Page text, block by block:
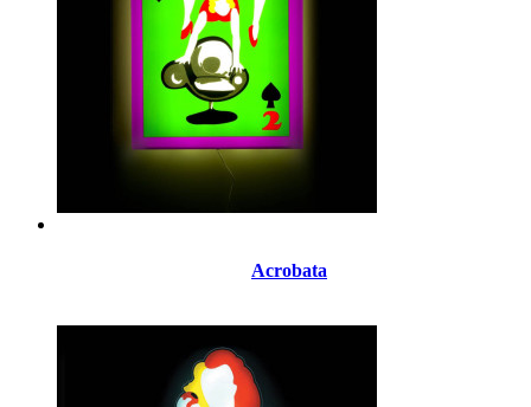
Acrobata